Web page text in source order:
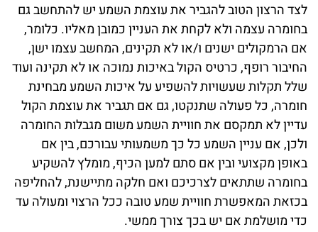
לצד הרצון הטוב להגביר את עוצמת השמע יש להתחשב גם
בחומרה עצמה ולא לקחת את העניין כמובן מאליו. כלומר,
אם הרמקולים ישנים ו/או לא תקינים, המחשב עצמו ישן,
החיבור רופף, כרטיס הקול באיכות נמוכה או לא תקינה ועוד
שלל תקלות שעשויות להשפיע על איכות השמע מבחינת
חומרה, כל פעולה שתנקטו, גם אם תגביר את עוצמת הקול
עדיין לא תמקסם את חוויית השמע משום מגבלות החומרה
ולכן, אם עניין השמע כל כך משמעותי עבורכם, בין אם
באופן מקצועי ובין אם סתם למען הכיף, מומלץ להשקיע
בחומרה שתתאים לצרכיכם ואם חלקה מתיישנת, להחליפה
בכזאת המאפשרת חוויית שמע טובה ככל הרצוי ומעולה עד
כדי מושלמת אם יש בכך צורך ממשי.